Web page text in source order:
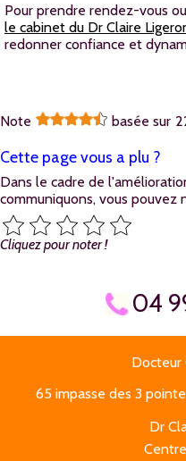
Pour prendre rendez-vous
le cabinet du Dr Claire
redonner confiance et
Note basée sur
Cette page vous a plu ?
Dans le cadre de
communiquons, vous pouvez
Cliquez pour noter !
04
Docteur
65 impasse des 3
Dr